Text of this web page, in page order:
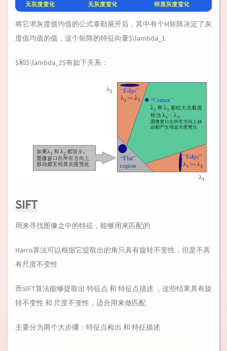
将它求灰度值均值的公式泰勒展开后，其中有个M矩阵决定了灰
度值均值的值，这个矩阵的特征向量$\lambda_1
$和$\lambda_2$有如下关系：
SIFT
用来寻找图像之中的特征，能够用来匹配的
Harris算法可以根据它提取出的角只具有旋转不变性，但是不具
有尺度不变性
而SIFT算法能够提取出 特征点 和 特征点描述 ，这些结果具有旋
转不变性 和 尺度不变性，适合用来做匹配
主要分为两个大步骤：特征点检出 和 特征描述